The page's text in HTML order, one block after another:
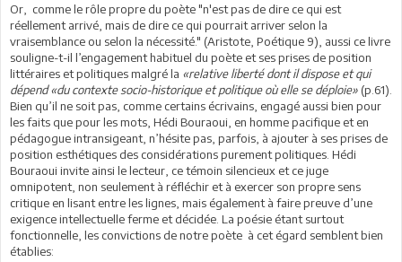
Or, comme le rôle propre du poète "n'est pas de dire ce qui est
réellement arrivé, mais de dire ce qui pourrait arriver selon la
vraisemblance ou selon la nécessité." (Aristote, Poétique 9), aussi ce livre
souligne-t-il l’engagement habituel du poète et ses prises de position
littéraires et politiques malgré la «relative liberté dont il dispose et qui
dépend «du contexte socio-historique et politique où elle se déploie» (p.61).
Bien qu’il ne soit pas, comme certains écrivains, engagé aussi bien pour
les faits que pour les mots, Hédi Bouraoui, en homme pacifique et en
pédagogue intransigeant, n’hésite pas, parfois, à ajouter à ses prises de
position esthétiques des considérations purement politiques. Hédi
Bouraoui invite ainsi le lecteur, ce témoin silencieux et ce juge
omnipotent, non seulement à réfléchir et à exercer son propre sens
critique en lisant entre les lignes, mais également à faire preuve d’une
exigence intellectuelle ferme et décidée. La poésie étant surtout
fonctionnelle, les convictions de notre poète à cet égard semblent bien
établies: